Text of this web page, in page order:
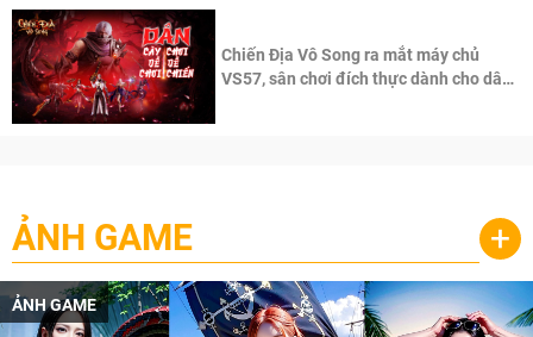
Chiến Địa Vô Song ra mắt máy chủ
VS57, sân chơi đích thực dành cho dân
ẢNH GAME +
ẢNH GAME